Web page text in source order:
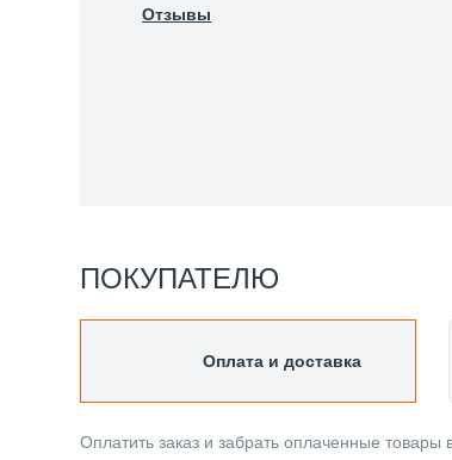
Отзывы
ПОКУПАТЕЛЮ
Оплата и доставка
Оплатить заказ и забрать оплаченные